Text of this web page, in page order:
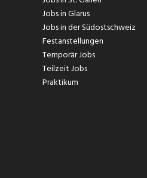
Jobs in Glarus
Jobs in der Südostschweiz
Festanstellungen
Temporär Jobs
Teilzeit Jobs
Praktikum